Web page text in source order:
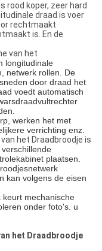
rood koper, zeer hard
draad is voer
rechtmaakt
is. En de
van het
longitudinale
netwerk rollen. De
door draad het
voedt automatisch
werken het met
verrichting enz.
het Draadbroodje is
plaatsen.
kan volgens de eisen
mechanische
onder foto's. u
het Draadbroodje